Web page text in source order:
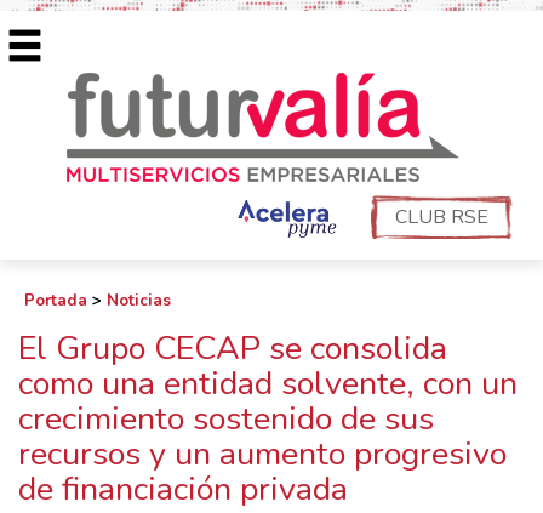
CLUB RSE
Portada > Noticias
El Grupo CECAP se consolida
como una entidad solvente, con un
crecimiento sostenido de sus
recursos y un aumento progresivo
de financiación privada